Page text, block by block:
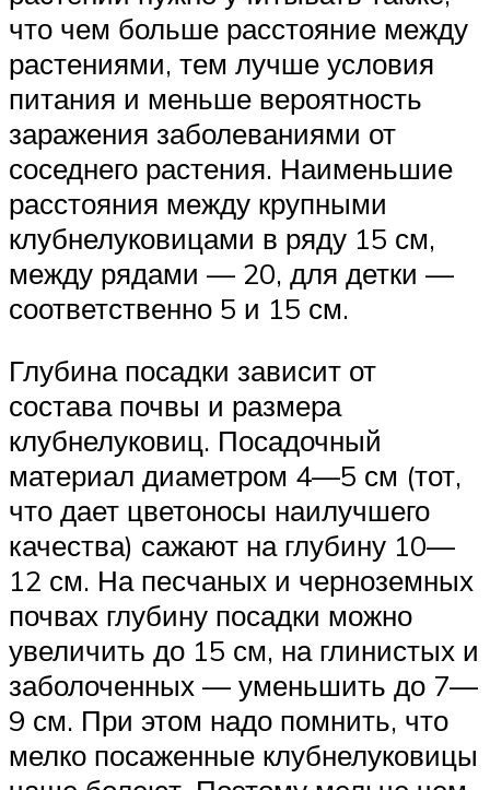
что чем больше расстояние между
растениями, тем лучше условия
питания и меньше вероятность
заражения заболеваниями от
соседнего растения. Наименьшие
расстояния между крупными
клубнелуковицами в ряду 15 см,
между рядами — 20, для детки —
соответственно 5 и 15 см.
Глубина посадки зависит от
состава почвы и размера
клубнелуковиц. Посадочный
материал диаметром 4—5 см (тот,
что дает цветоносы наилучшего
качества) сажают на глубину 10—
12 см. На песчаных и черноземных
почвах глубину посадки можно
увеличить до 15 см, на глинистых и
заболоченных — уменьшить до 7—
9 см. При этом надо помнить, что
мелко посаженные клубнелуковицы